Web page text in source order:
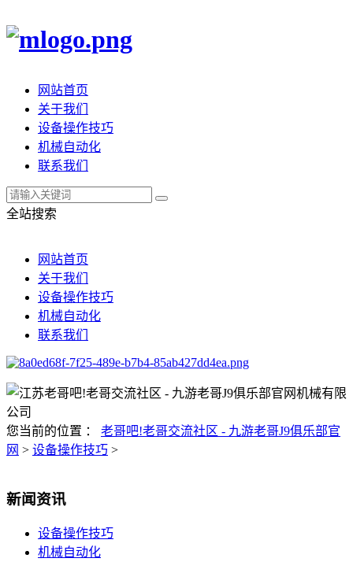
网站首页
关于我们
设备操作技巧
机械自动化
联系我们
全站搜索
网站首页
关于我们
设备操作技巧
机械自动化
联系我们
您当前的位置 ： 老哥吧!老哥交流社区 - 九游老哥J9俱乐部官
网 > 设备操作技巧 >
新闻资讯
设备操作技巧
机械自动化